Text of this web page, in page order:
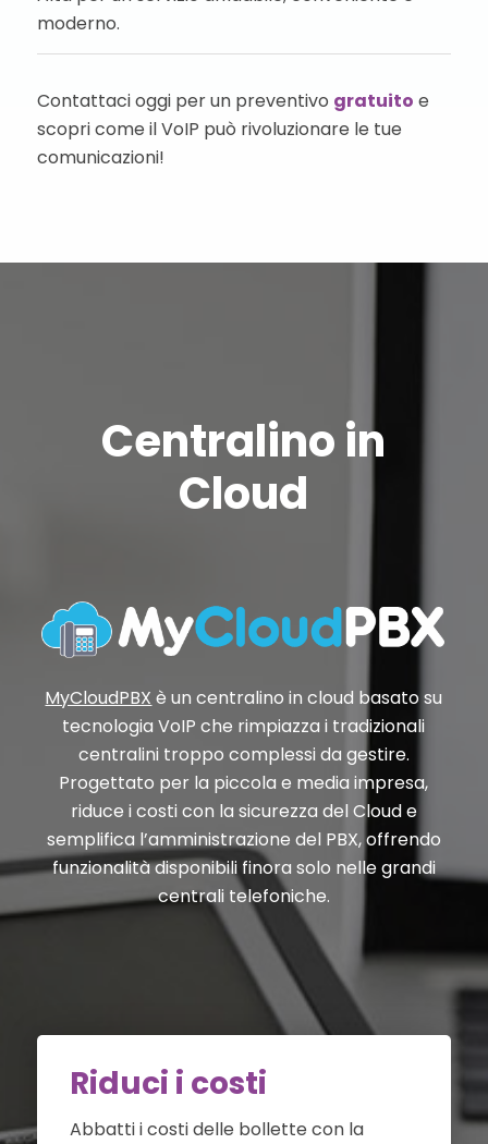
moderno.
Contattaci oggi per un preventivo gratuito e
scopri come il VoIP può rivoluzionare le tue
comunicazioni!
Centralino in
Cloud
MyCloudPBX è un centralino in cloud basato su
tecnologia VoIP che rimpiazza i tradizionali
centralini troppo complessi da gestire.
Progettato per la piccola e media impresa,
riduce i costi con la sicurezza del Cloud e
semplifica l’amministrazione del PBX, offrendo
funzionalità disponibili finora solo nelle grandi
centrali telefoniche.
Riduci i costi
Abbatti i costi delle bollette con la